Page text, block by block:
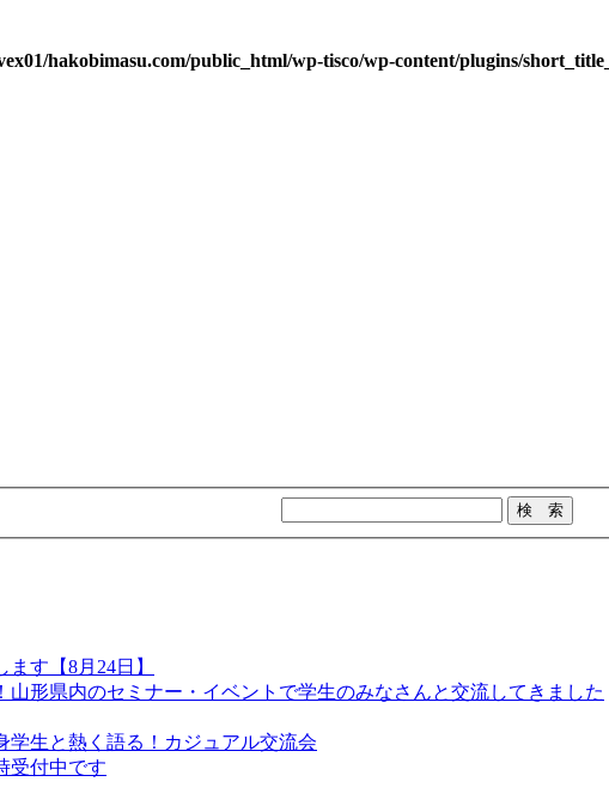
hakobimasu.com/public_html/wp-tisco/wp-content/plugins/
す【8月24日】
山形県内のセミナー・イベントで学生のみなさんと交流してきました
学生と熱く語る！カジュアル交流会
受付中です